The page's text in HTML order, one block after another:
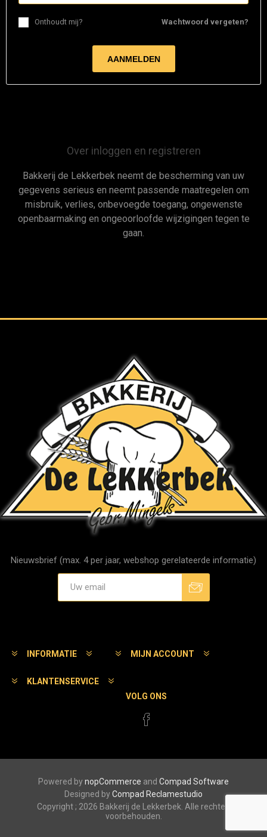
Wachtwoord vergeten?
Onthoudt mij?
Over inloggen en registreren
Bakkerij de Lekkerbek neemt de bescherming van uw
gegevens serieus en neemt passende maatregelen om
misbruik, verlies, onbevoegde toegang, ongewenste
openbaarmaking en ongeoorloofde wijzigingen tegen te
gaan.
Nieuwsbrief (max. 4 per jaar, webshop gerelateerde informatie)
INFORMATIE MIJN ACCOUNT
KLANTENSERVICE
VOLG ONS
Powered bynopCommerce and Compad Software
Designed byCompad Reclamestudio
Copyright ; 2026 Bakkerij de Lekkerbek. Alle rechten
voorbehouden.